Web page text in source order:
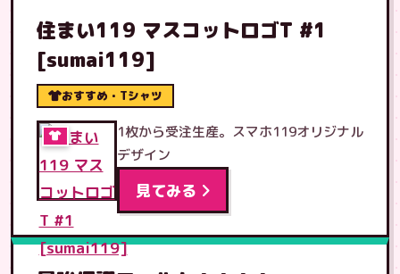
住まい119 マスコットロゴT #1
[sumai119]
おすすめ・Tシャツ
1枚から受注生産。スマホ119オリジナル
デザイン
見てみる